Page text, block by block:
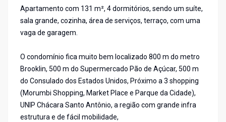
Apartamento com 131 m², 4 dormitórios, sendo um suíte,
sala grande, cozinha, área de serviços, terraço, com uma
vaga de garagem.
O condomínio fica muito bem localizado 800 m do metro
Brooklin, 500 m do Supermercado Pão de Açúcar, 500 m
do Consulado dos Estados Unidos, Próximo a 3 shopping
(Morumbi Shopping, Market Place e Parque da Cidade),
UNIP Chácara Santo Antônio, a região com grande infra
estrutura e de fácil mobilidade,